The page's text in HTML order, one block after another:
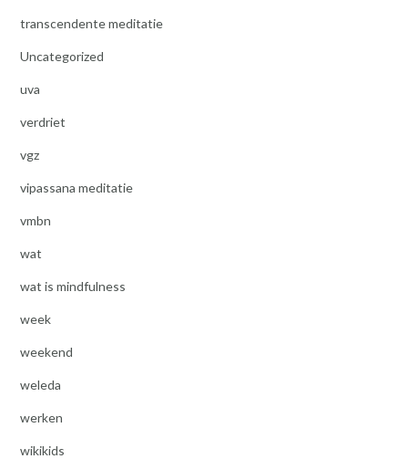
transcendente meditatie
Uncategorized
uva
verdriet
vgz
vipassana meditatie
vmbn
wat
wat is mindfulness
week
weekend
weleda
werken
wikikids